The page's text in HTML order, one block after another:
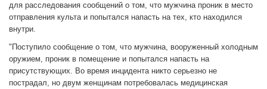
для расследования сообщений о том, что мужчина проник в место
отправления культа и попытался напасть на тех, кто находился
внутри.
"Поступило сообщение о том, что мужчина, вооруженный холодным
оружием, проник в помещение и попытался напасть на
присутствующих. Во время инцидента никто серьезно не
пострадал, но двум женщинам потребовалась медицинская